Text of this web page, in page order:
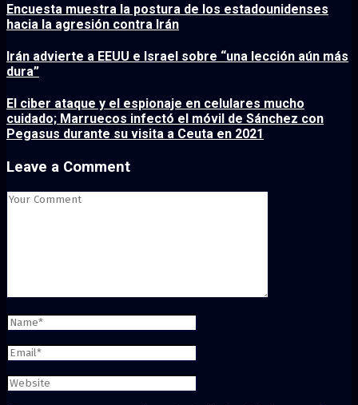
Encuesta muestra la postura de los estadounidenses
hacia la agresión contra Irán
Irán advierte a EEUU e Israel sobre “una lección aún más
dura”
El ciber ataque y el espionaje en celulares mucho
cuidado; Marruecos infectó el móvil de Sánchez con
Pegasus durante su visita a Ceuta en 2021
Leave a Comment